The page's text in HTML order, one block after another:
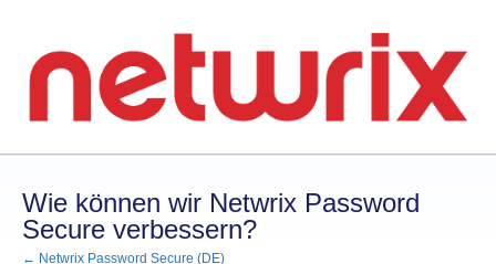
springen
Wie können wir Netwrix Password
Secure verbessern?
← Netwrix Password Secure (DE)